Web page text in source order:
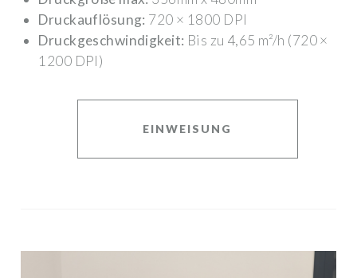
Druckauflösung: 720 × 1800 DPI
Druckgeschwindigkeit: Bis zu 4,65 m²/h (720 ×
1200 DPI)
EINWEISUNG